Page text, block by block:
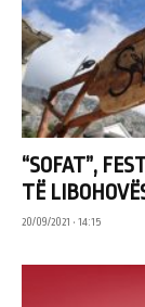
“SOFAT”,
TË
20/09/2021 • 14:15